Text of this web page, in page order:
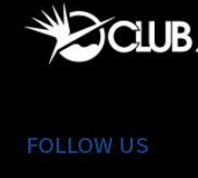
FOLLOW US